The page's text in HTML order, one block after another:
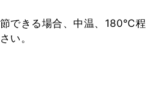
できる場合、中温、180℃程
い。